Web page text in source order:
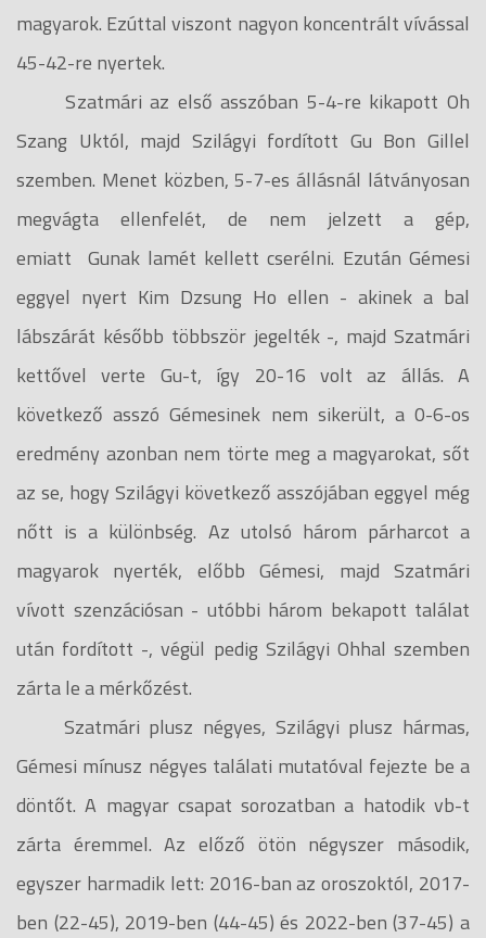
magyarok. Ezúttal viszont nagyon koncentrált vívással
45-42-re nyertek.
Szatmári az első asszóban 5-4-re kikapott Oh
Szang Uktól, majd Szilágyi fordított Gu Bon Gillel
szemben. Menet közben, 5-7-es állásnál látványosan
megvágta ellenfelét, de nem jelzett a gép,
emiatt Gunak lamét kellett cserélni. Ezután Gémesi
eggyel nyert Kim Dzsung Ho ellen - akinek a bal
lábszárát később többször jegelték -, majd Szatmári
kettővel verte Gu-t, így 20-16 volt az állás. A
következő asszó Gémesinek nem sikerült, a 0-6-os
eredmény azonban nem törte meg a magyarokat, sőt
az se, hogy Szilágyi következő asszójában eggyel még
nőtt is a különbség. Az utolsó három párharcot a
magyarok nyerték, előbb Gémesi, majd Szatmári
vívott szenzációsan - utóbbi három bekapott találat
után fordított -, végül pedig Szilágyi Ohhal szemben
zárta le a mérkőzést.
Szatmári plusz négyes, Szilágyi plusz hármas,
Gémesi mínusz négyes találati mutatóval fejezte be a
döntőt. A magyar csapat sorozatban a hatodik vb-t
zárta éremmel. Az előző ötön négyszer második,
egyszer harmadik lett: 2016-ban az oroszoktól, 2017-
ben (22-45), 2019-ben (44-45) és 2022-ben (37-45) a